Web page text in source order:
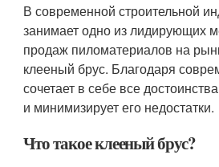
В современной строительной
занимает одно из лидирующих
продаж пиломатериалов на
клееный брус. Благодаря
сочетает в себе все
и минимизирует его недостатки.
Что такое клееный брус?